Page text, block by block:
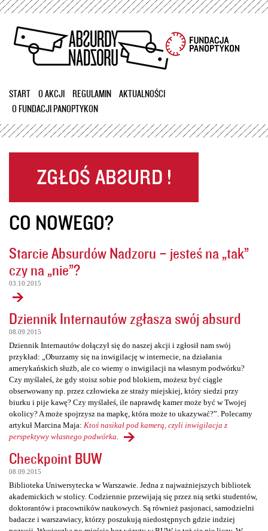
Przejdź
treści
START O AKCJI REGULAMIN
AKTUALNOŚCI
O FUNDACJI PANOPTYKON
CO NOWEGO?
Starcie Absurdów Nadzoru – jesteś na „tak”
czy na „nie”?
03.10.2015
Dziennik Internautów zgłasza swój absurd
08.09.2015
Dziennik Internautów dołączył się do naszej akcji i zgłosił nam swój
przykład: „Oburzamy się na inwigilację w internecie, na działania
amerykańskich służb, ale co wiemy o inwigilacji na własnym podwórku?
Czy myślałeś, że gdy stoisz sobie pod blokiem, możesz być ciągle
obserwowany np. przez człowieka ze straży miejskiej, który siedzi przy
biurku i pije kawę? Czy myślałeś, ile naprawdę kamer może być w Twojej
okolicy? A może spojrzysz na mapkę, która może to ukazywać?”. Polecamy
artykuł Marcina Maja: Ktoś nasikał pod kamerą, czyli inwigilacja z
perspektywy własnego podwórka
Checkpoint BUW
08.09.2015
Biblioteka Uniwersytecka w Warszawie. Jedna z najważniejszych bibliotek
akademickich w stolicy. Codziennie przewijają się przez nią setki studentów,
doktorantów i pracowników naukowych. Są również pasjonaci, samodzielni
badacze i warszawiacy, którzy poszukują niedostępnych gdzie indziej